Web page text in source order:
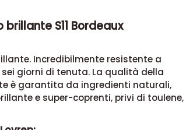
S11 Bordeaux
Incredibilmente resistente a
giorni di tenuta. La qualità della
è garantita da ingredienti naturali,
e super-coprenti, privi di toulene,